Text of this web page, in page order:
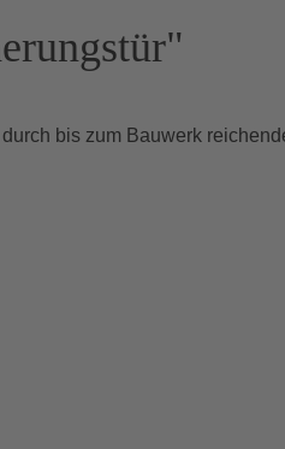
bis zum Bauwerk